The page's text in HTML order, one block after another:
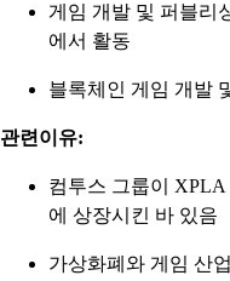
게임 개발 및 퍼블리
에서 활동
블록체인 게임 개발
관련이유:
컴투스 그룹이
에 상장시킨 바 있음
가상화폐와 게임 산